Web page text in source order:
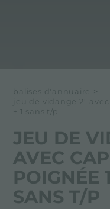
balises d'annuaire
>
jeu de vidange 2"
+ 1 sans t/p
JEU DE
AVEC
POIGNÉE
SANS T/P